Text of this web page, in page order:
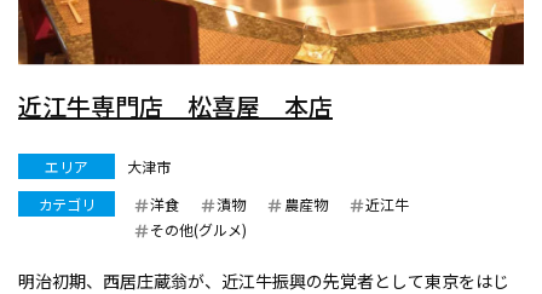
近江牛専門店 松喜屋 本店
エリア
大津市
カテゴリ
洋食 漬物 農産物
近江牛
その他(グルメ)
明治初期、西居庄蔵翁が、近江牛振興の先覚者として東京をはじ